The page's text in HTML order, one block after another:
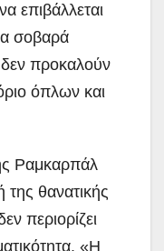
επιβάλλεται
σοβαρά
προκαλούν
όπλων και
Ραμκαρπάλ
της θανατικής
περιορίζει
«Η